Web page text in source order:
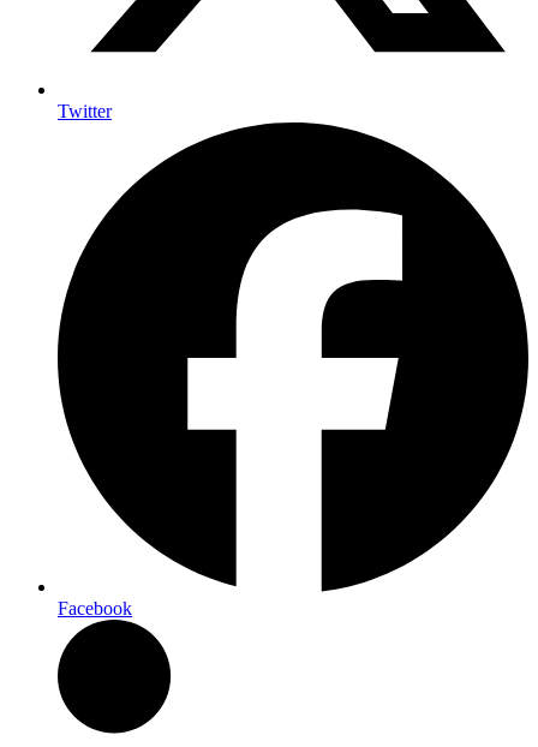
Twitter
Facebook